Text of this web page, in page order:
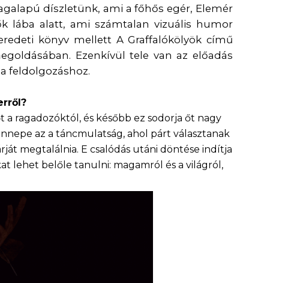
díszletünk, ami a főhős egér, Elemér
lába alatt, ami számtalan vizuális humor
könyv mellett A Graffalókölyök című
Ezenkívül tele van az előadás
feldolgozáshoz.
ragadozóktól, és később ez sodorja őt nagy
az a táncmulatság, ahol párt választanak
megtalálnia. E csalódás utáni döntése indítja
lehet belőle tanulni: magamról és a világról,